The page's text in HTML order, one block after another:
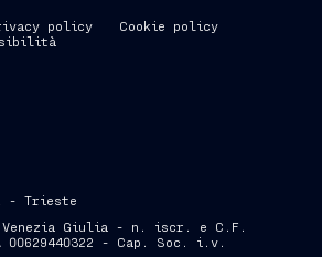
policy
Cookie policy
- Trieste
Venezia Giulia - n. iscr. e C.F.
00629440322 - Cap. Soc. i.v.